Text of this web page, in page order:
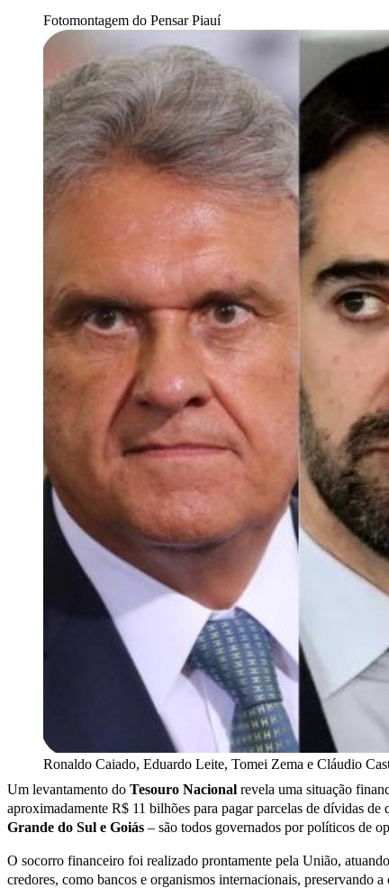
Fotomontagem do Pensar Piauí
Ronaldo Caiado, Eduardo Leite, Tomei Zema e Cláudio
Um levantamento do Tesouro Nacional revela uma situação
aproximadamente R$ 11 bilhões para pagar parcelas de dívidas
Grande do Sul e Goiás – são todos governados por políticos de
O socorro financeiro foi realizado prontamente pela União,
credores, como bancos e organismos internacionais, preservando